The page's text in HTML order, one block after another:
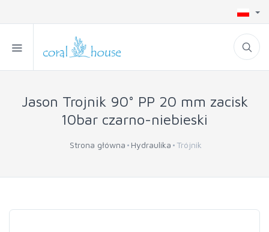
Jason Trojnik 90° PP 20 mm zacisk
10bar czarno-niebieski
Strona główna Hydraulika Trójnik